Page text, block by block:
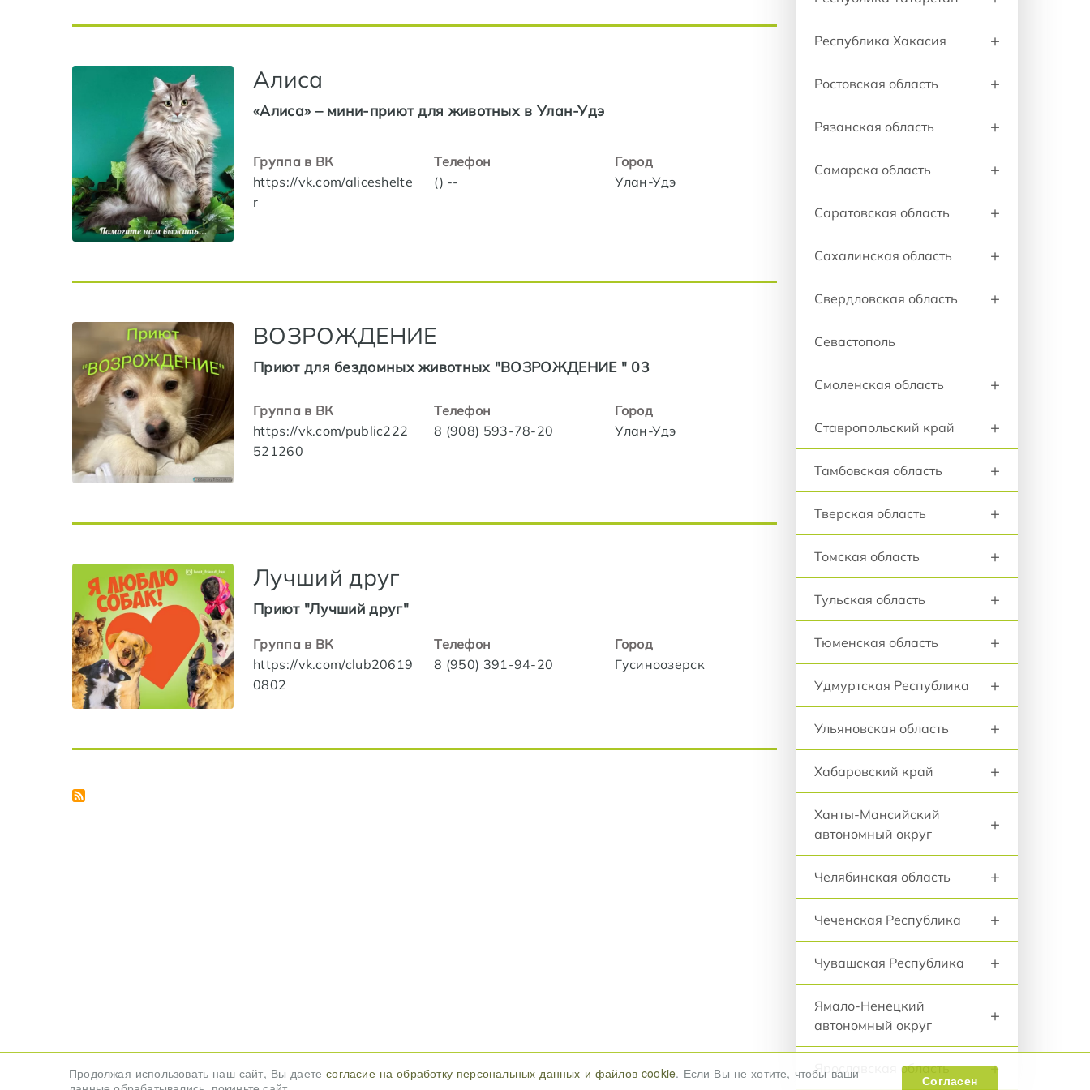
Алиса
«Алиса» – мини-приют для животных в Улан-Удэ
Группа в ВК
https://vk.com/aliceshelte
r
Телефон
() --
Город
Улан-Удэ
ВОЗРОЖДЕНИЕ
Приют для бездомных животных "ВОЗРОЖДЕНИЕ " 03
Группа в ВК
https://vk.com/public222
521260
Телефон
8 (908) 593-78-20
Город
Улан-Удэ
Лучший друг
Приют "Лучший друг"
Группа в ВК
https://vk.com/club20619
0802
Телефон
8 (950) 391-94-20
Город
Гусиноозерск
Республика Хакасия +
Ростовская область +
Рязанская область +
Самарска область +
Саратовская область +
Сахалинская область +
Свердловская область +
Севастополь
Смоленская область +
Ставропольский край +
Тамбовская область +
Тверская область +
Томская область +
Тульская область +
Тюменская область +
Удмуртская Республика +
Ульяновская область +
Хабаровский край +
Ханты-Мансийский
автономный округ
+
Челябинская область +
Чеченская Республика +
Чувашская Республика +
Ямало-Ненецкий
автономный округ
+
Ярославская область +
Продолжая использовать наш сайт, Вы даетесогласие на обработку персональных данных и файлов cookie. Если Вы не хотите, чтобы ваши
Согласен